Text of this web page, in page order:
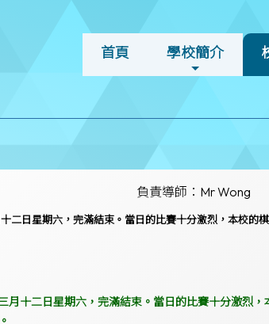
首頁 學校簡介
負責導師：Mr Wong
二日星期六，完滿結束。當日的比賽十分激烈，本校的
十二日星期六，完滿結束。當日的比賽十分激烈